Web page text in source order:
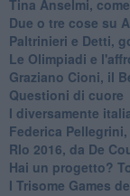
Tina Anselmi,
Due o tre cose su
Paltrinieri e Detti,
Le Olimpiadi e
Graziano Cioni, il
Questioni di cuore
I diversamente
Federica
RIo 2016, da De
​Hai un progetto?
​I Trisome Games